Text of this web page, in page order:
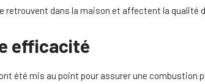
dans la maison et affectent la qualité
efficacité
été mis au point pour assurer une combustion